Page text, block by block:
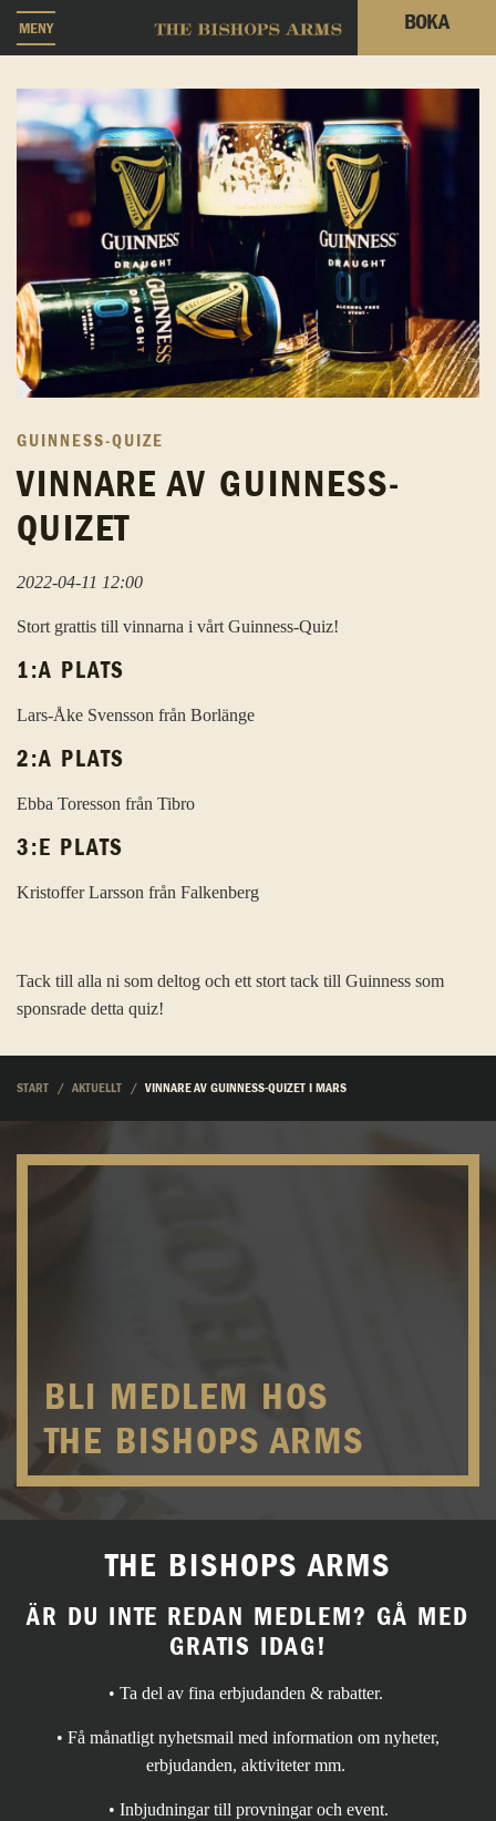
MENY BOKA
GUINNESS-QUIZE
VINNARE AV GUINNESS-
QUIZET
2022-04-11 12:00
Stort grattis till vinnarna i vårt Guinness-Quiz!
1:A PLATS
Lars-Åke Svensson från Borlänge
2:A PLATS
Ebba Toresson från Tibro
3:E PLATS
Kristoffer Larsson från Falkenberg
Tack till alla ni som deltog och ett stort tack till Guinness som
sponsrade detta quiz!
START AKTUELLT VINNARE AV GUINNESS-QUIZET I MARS
BLI MEDLEM HOS
THE BISHOPS ARMS
THE BISHOPS ARMS
ÄR DU INTE REDAN MEDLEM? GÅ MED
GRATIS IDAG!
• Ta del av fina erbjudanden & rabatter.
• Få månatligt nyhetsmail med information om nyheter,
erbjudanden, aktiviteter mm.
• Inbjudningar till provningar och event.